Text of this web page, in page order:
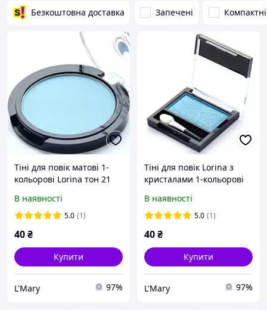
Безкоштовна доставка Запечені Компактні
Тіні для повік матові 1-
кольорові Lorina тон 21
В наявності
5.0 (1)
40₴
Купити
L'Mary 97%
Тіні для повік Lorina з
кристалами 1-кольорові
В наявності
5.0 (1)
40₴
Купити
L'Mary 97%